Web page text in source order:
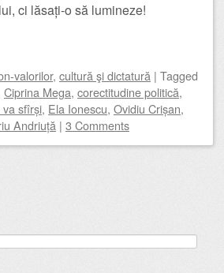
ci lăsați-o să lumineze!
valorilor, cultură şi dictatură | Tagged
Ciprina Mega, corectitudine politică,
va sfîrși, Ela Ionescu, Ovidiu Crișan,
Andriuță | 3 Comments